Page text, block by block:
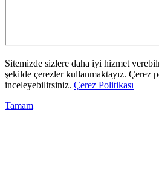
Sitemizde sizlere daha iyi hizmet
şekilde çerezler kullanmaktayız. Çerez
inceleyebilirsiniz. Çerez Politikası
Tamam